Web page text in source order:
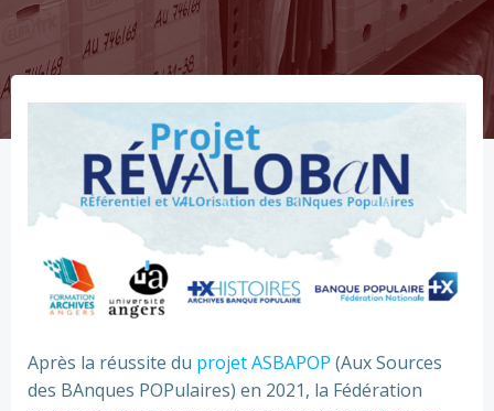
Après la réussite du projet ASBAPOP (Aux Sources
des BAnques POPulaires) en 2021, la Fédération